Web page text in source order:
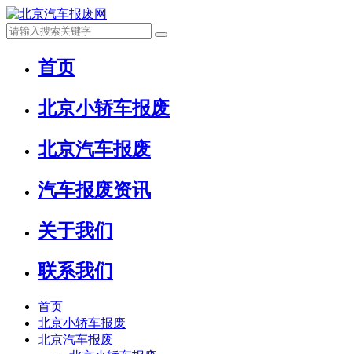
首页
北京小轿车报废
北京汽车报废
汽车报废资讯
关于我们
联系我们
首页
北京小轿车报废
北京汽车报废